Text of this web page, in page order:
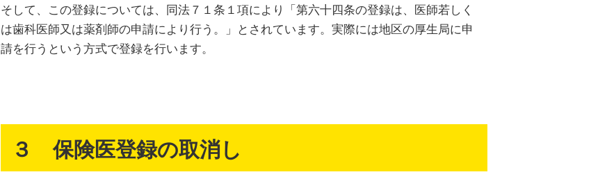
そして、この登録については、同法７１条１項により「第六十四条の登録は、医師若しく
は歯科医師又は薬剤師の申請により行う。」とされています。実際には地区の厚生局に申
請を行うという方式で登録を行います。
３ 保険医登録の取消し